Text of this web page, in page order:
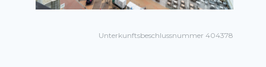
Unterkunftsbeschlussnummer 404378